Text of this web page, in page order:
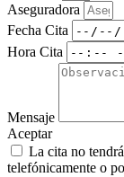
Aseguradora
Fecha Cita
Hora Cita
Mensaje
Aceptar
La cita no
telefónicamente o